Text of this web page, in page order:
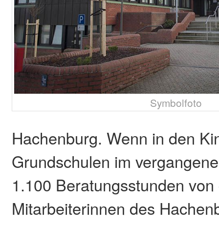
Symbolfoto
Hachenburg. Wenn in den
Grundschulen im
1.100 Beratungsstunden
Mitarbeiterinnen des